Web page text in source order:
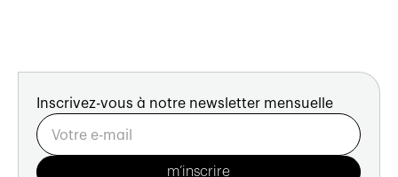
Inscrivez-vous à notre newsletter mensuelle